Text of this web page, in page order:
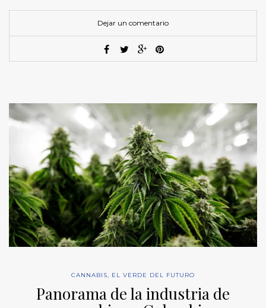
Dejar un comentario
CANNABIS, EL VERDE DEL FUTURO
Panorama de la industria de